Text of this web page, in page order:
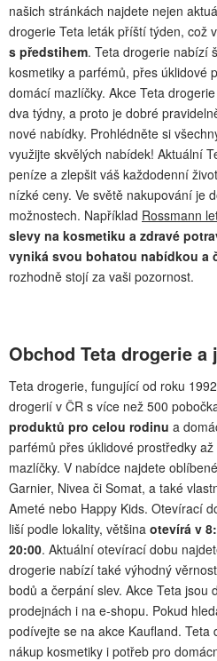
našich stránkách najdete nejen
drogerie Teta leták příští týden, což
s předstihem. Teta drogerie nabízí
kosmetiky a parfémů, přes úklidové
domácí mazlíčky. Akce Teta
dva týdny, a proto je dobré
nové nabídky. Prohlédněte si
využijte skvělých nabídek! Aktuální
peníze a zlepšit váš každodenní
nízké ceny. Ve světě nakupování je
možnostech. Například Rossmann
slevy na kosmetiku a zdravé
vyniká svou bohatou nabídkou a
rozhodně stojí za vaši pozornost.
Obchod Teta drogerie
Teta drogerie, fungující od roku
drogerií v ČR s více než 500
produktů pro celou rodinu a
parfémů přes úklidové prostředky
mazlíčky. V nabídce najdete
Garnier, Nivea či Somat, a také
Ameté nebo Happy Kids. Otevírací
liší podle lokality, většina otevírá v
20:00. Aktuální otevírací dobu
drogerie nabízí také výhodný
bodů a čerpání slev. Akce Teta jsou
prodejnách i na e-shopu. Pokud
podívejte se na akce Kaufland.
nákup kosmetiky i potřeb pro